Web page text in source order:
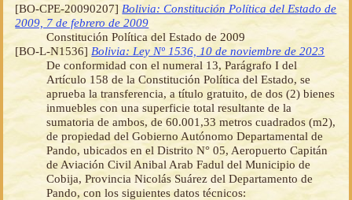
[BO-CPE-20090207] Bolivia: Constitución Política del Estado de
2009, 7 de febrero de 2009
Constitución Política del Estado de 2009
[BO-L-N1536] Bolivia: Ley Nº 1536, 10 de noviembre de 2023
De conformidad con el numeral 13, Parágrafo I del
Artículo 158 de la Constitución Política del Estado, se
aprueba la transferencia, a título gratuito, de dos (2) bienes
inmuebles con una superficie total resultante de la
sumatoria de ambos, de 60.001,33 metros cuadrados (m2),
de propiedad del Gobierno Autónomo Departamental de
Pando, ubicados en el Distrito N° 05, Aeropuerto Capitán
de Aviación Civil Anibal Arab Fadul del Municipio de
Cobija, Provincia Nicolás Suárez del Departamento de
Pando, con los siguientes datos técnicos: